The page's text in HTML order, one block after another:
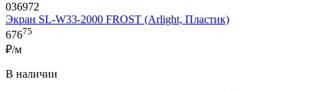
036972
Экран SL-W33-2000 FROST (Arlight, Пластик)
67675
₽/м
В наличии